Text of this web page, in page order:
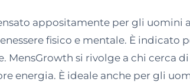
appositamente per gli uomini
fisico e mentale. È indicato
MensGrowth si rivolge a chi cerca
energia. È ideale anche per gli